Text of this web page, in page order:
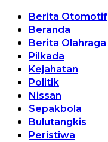
Berita Otomotif
Beranda
Berita Olahraga
Pilkada
Kejahatan
Politik
Nissan
Sepakbola
Bulutangkis
Peristiwa